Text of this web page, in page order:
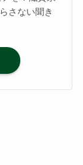
さない聞き